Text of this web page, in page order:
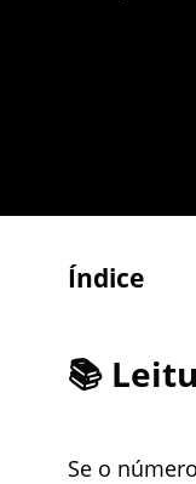
Índice
📚
Se o